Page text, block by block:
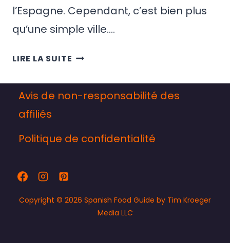
l’Espagne. Cependant, c’est bien plus
qu’une simple ville….
LIRE LA SUITE LES
RESTAURANTS
DE
Avis de non-responsabilité des
affiliés
Politique de confidentialité
Copyright © 2026 Spanish Food Guide by Tim Kroeger
Media LLC